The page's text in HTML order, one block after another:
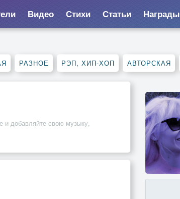
Видео Стихи Статьи Награды
РАЗНОЕ РЭП, ХИП-ХОП АВТОРСКАЯ
и добавляйте свою музыку,